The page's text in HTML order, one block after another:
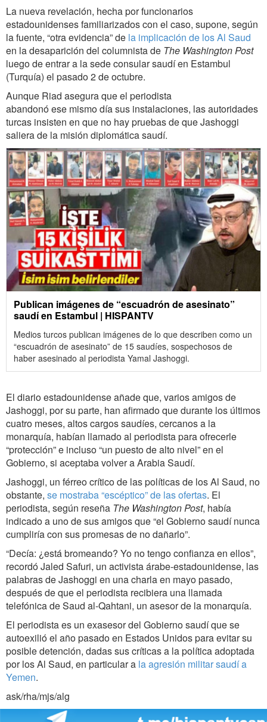
La nueva revelación, hecha por funcionarios
estadounidenses familiarizados con el caso, supone, según
la fuente, “otra evidencia” de la implicación de los Al Saud
en la desaparición del columnista de The Washington Post
luego de entrar a la sede consular saudí en Estambul
(Turquía) el pasado 2 de octubre.
Aunque Riad asegura que el periodista
abandonó ese mismo día sus instalaciones, las autoridades
turcas insisten en que no hay pruebas de que Jashoggi
saliera de la misión diplomática saudí.
Publican imágenes de “escuadrón de asesinato”
saudí en Estambul | HISPANTV
Medios turcos publican imágenes de lo que describen como un
“escuadrón de asesinato” de 15 saudíes, sospechosos de
haber asesinado al periodista Yamal Jashoggi.
El diario estadounidense añade que, varios amigos de
Jashoggi, por su parte, han afirmado que durante los últimos
cuatro meses, altos cargos saudíes, cercanos a la
monarquía, habían llamado al periodista para ofrecerle
“protección” e incluso “un puesto de alto nivel” en el
Gobierno, si aceptaba volver a Arabia Saudí.
Jashoggi, un férreo crítico de las políticas de los Al Saud, no
obstante, se mostraba “escéptico” de las ofertas. El
periodista, según reseña The Washington Post, había
indicado a uno de sus amigos que “el Gobierno saudí nunca
cumpliría con sus promesas de no dañarlo”.
“Decía: ¿está bromeando? Yo no tengo confianza en ellos”,
recordó Jaled Safuri, un activista árabe-estadounidense, las
palabras de Jashoggi en una charla en mayo pasado,
después de que el periodista recibiera una llamada
telefónica de Saud al-Qahtani, un asesor de la monarquía.
El periodista es un exasesor del Gobierno saudí que se
autoexilió el año pasado en Estados Unidos para evitar su
posible detención, dadas sus críticas a la política adoptada
por los Al Saud, en particular a la agresión militar saudí a
Yemen.
ask/rha/mjs/alg